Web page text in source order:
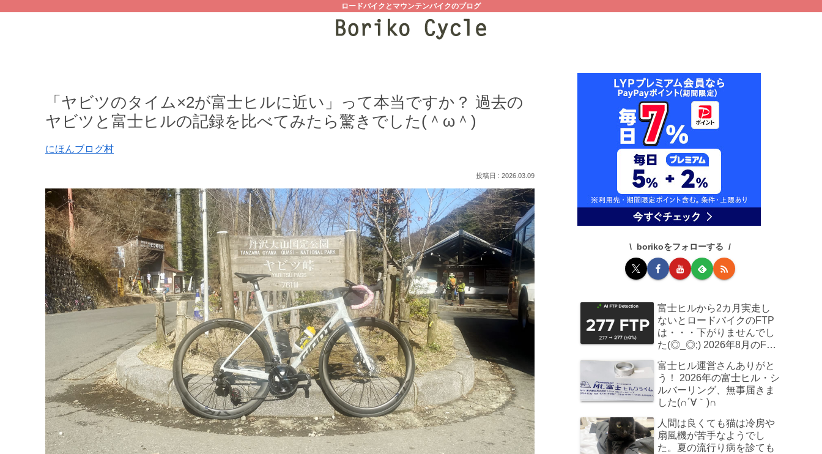
ロードバイクとマウンテンバイクのブログ
「ヤビツのタイム×2が富士ヒルに近い」って本当ですか？ 過去の
ヤビツと富士ヒルの記録を比べてみたら驚きでした(＾ω＾)
にほんブログ村
2026.03.09
borikoをフォローする
富士ヒルから2カ月実走し
ないとロードバイクのFTP
は・・・下がりませんでし
た(◎_◎;) 2026年8月のFTP
富士ヒル運営さんありがと
う！ 2026年の富士ヒル・シ
ルバーリング、無事届きま
した(∩´∀｀)∩
人間は良くても猫は冷房や
扇風機が苦手なようでし
た。夏の流行り病を診ても